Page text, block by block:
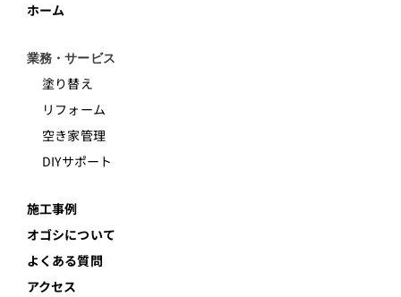
ホーム
業務・サービス
塗り替え
リフォーム
空き家管理
DIYサポート
施工事例
オゴシについて
よくある質問
アクセス